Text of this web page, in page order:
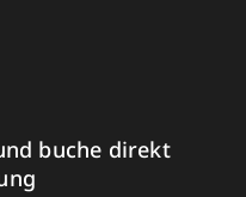
buche direkt